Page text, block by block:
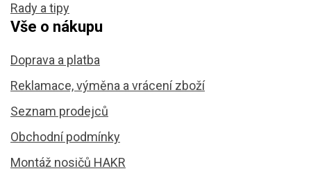
Rady a tipy
Vše o nákupu
Doprava a platba
Reklamace, výměna a vrácení zboží
Seznam prodejců
Obchodní podmínky
Montáž nosičů HAKR